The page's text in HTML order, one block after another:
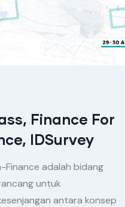
Finance For
IDSurvey
Finance adalah bidang
untuk
antara konsep